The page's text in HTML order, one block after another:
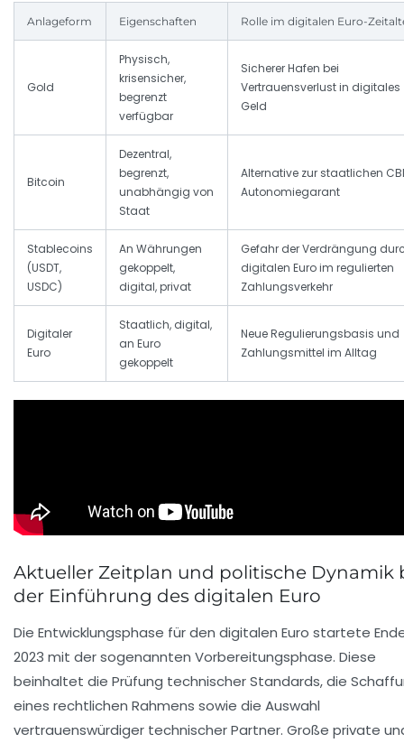
Anlageform Eigenschaften Rolle im digitalen Euro-
Gold
Physisch,
krisensicher,
begrenzt
verfügbar
Sicherer Hafen bei
Vertrauensverlust in digitales
Geld
Bitcoin
Dezentral,
begrenzt,
unabhängig von
Staat
Alternative zur staatlichen
Autonomiegarant
Stablecoins
(USDT,
USDC)
An Währungen
gekoppelt,
digital, privat
Gefahr der Verdrängung
digitalen Euro im regulierten
Zahlungsverkehr
Digitaler
Euro
Staatlich, digital,
an Euro
gekoppelt
Neue Regulierungsbasis und
Zahlungsmittel im Alltag
Aktueller Zeitplan und politische Dynamik
der Einführung des digitalen Euro
Die Entwicklungsphase für den digitalen Euro startete
2023 mit der sogenannten Vorbereitungsphase. Diese
beinhaltet die Prüfung technischer Standards, die
eines rechtlichen Rahmens sowie die Auswahl
vertrauenswürdiger technischer Partner. Große private